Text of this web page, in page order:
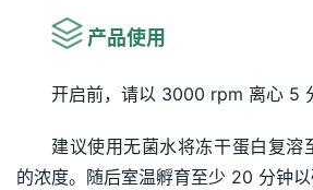
产品使用
开启前，请以 3000 rpm 离心 5
建议使用无菌水将冻干蛋白复
的浓度。随后室温孵育至少 20 分钟以